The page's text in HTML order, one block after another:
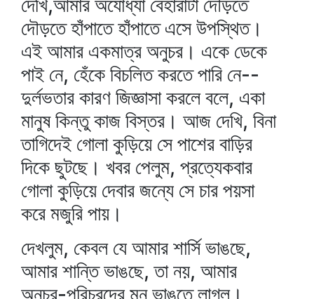
দেখি,আমার অযোধ্যা বেহারাটা দৌড়তে
দৌড়তে হাঁপাতে হাঁপাতে এসে উপস্থিত।
এই আমার একমাত্র অনুচর। একে ডেকে
পাই নে, হেঁকে বিচলিত করতে পারি নে--
দুর্লভতার কারণ জিজ্ঞাসা করলে বলে, একা
মানুষ কিন্তু কাজ বিস্তর। আজ দেখি, বিনা
তাগিদেই গোলা কুড়িয়ে সে পাশের বাড়ির
দিকে ছুটছে। খবর পেলুম, প্রত্যেকবার
গোলা কুড়িয়ে দেবার জন্যে সে চার পয়সা
করে মজুরি পায়।
দেখলুম, কেবল যে আমার শার্সি ভাঙছে,
আমার শান্তি ভাঙছে, তা নয়, আমার
অনুচর-পরিচরদের মন ভাঙতে লাগল।